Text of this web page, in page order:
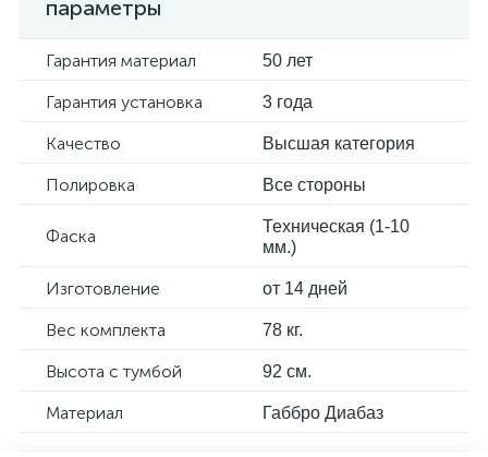
параметры
Гарантия материал 50 лет
Гарантия установка 3 года
Качество Высшая категория
Полировка Все стороны
Фаска
Техническая (1-10
мм.)
Изготовление от 14 дней
Вес комплекта 78 кг.
Высота с тумбой 92 см.
Материал Габбро Диабаз